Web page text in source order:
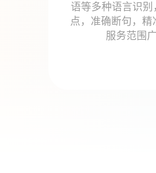
语等多种语言识
点，准确断句，
服务范围